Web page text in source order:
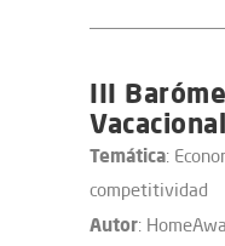
III
Temática:
competitividad
Autor: